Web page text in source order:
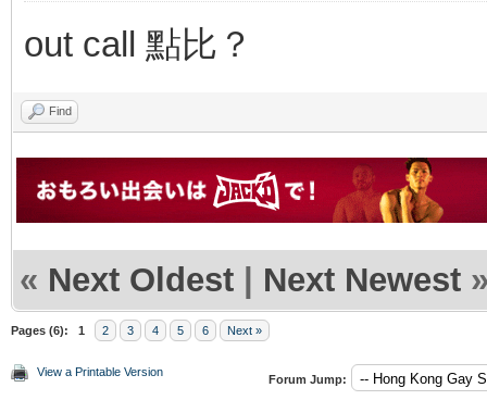
out call 點比？
Find
« Next Oldest | Next Newest
Pages (6): 1 2 3 4 5 6 Next »
View a Printable Version
Forum Jump: